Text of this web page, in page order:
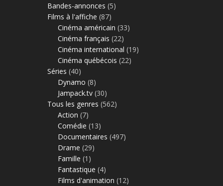
Bandes-annonces (5)
Films à l'affiche (87)
Cinéma américain (33)
Cinéma français (22)
Cinéma international (19)
Cinéma québécois (22)
Séries (40)
Dynamo (8)
Jampack.tv (30)
Tous les genres (562)
Action (7)
Comédie (13)
Documentaires (497)
Drame (29)
Famille (1)
Fantastique (4)
Films d'animation (12)